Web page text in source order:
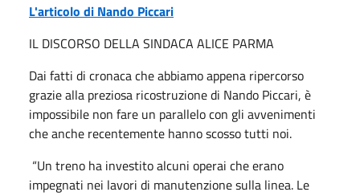
L'articolo di Nando Piccari
IL DISCORSO DELLA SINDACA ALICE PARMA
Dai fatti di cronaca che abbiamo appena ripercorso
grazie alla preziosa ricostruzione di Nando Piccari, è
impossibile non fare un parallelo con gli avvenimenti
che anche recentemente hanno scosso tutti noi.
“Un treno ha investito alcuni operai che erano
impegnati nei lavori di manutenzione sulla linea. Le